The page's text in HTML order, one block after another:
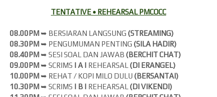
TENTATIVE • REHEARSAL PMCOCC
08.00PM➥ BERSIARAN LANGSUNG (STREAMING)
08.30PM➥ PENGUMUMAN PENTING (SILA HADIR)
08.40PM➥ SESI SOAL DAN JAWAB (BERCHIT CHAT)
09.00PM➥ SCRIMS | A | REHEARSAL (DI ERANGEL)
10.00PM➥ REHAT / KOPI MILO DULU (BERSANTAI)
10.30PM➥ SCRIMS | B | REHEARSAL (DI VIKENDI)